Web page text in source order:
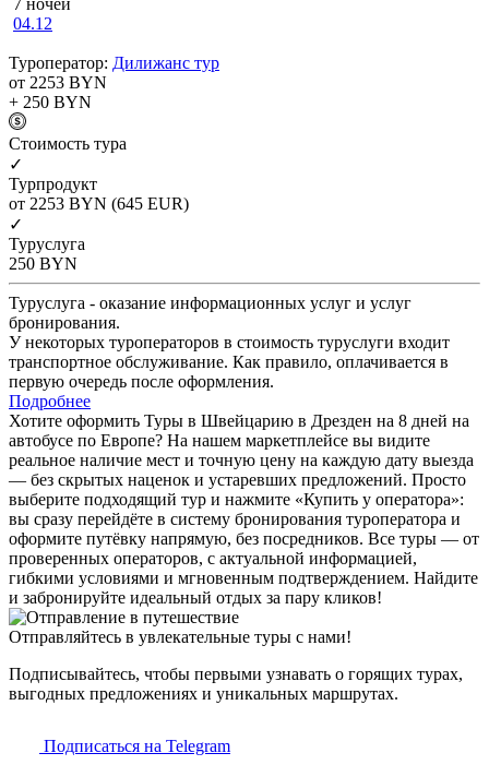
04.12
Туроператор: Дилижанс тур
от 2253 BYN
+ 250 BYN
Cтоимость тура
✓
Турпродукт
от 2253 BYN (645 EUR)
✓
Туруслуга
250 BYN
Туруслуга - оказание информационных услуг и услуг
бронирования.
У некоторых туроператоров в стоимость туруслуги входит
транспортное обслуживание. Как правило, оплачивается в
первую очередь после оформления.
Подробнее
Хотите оформить Туры в Швейцарию в Дрезден на 8 дней на
автобусе по Европе? На нашем маркетплейсе вы видите
реальное наличие мест и точную цену на каждую дату выезда
— без скрытых наценок и устаревших предложений. Просто
выберите подходящий тур и нажмите «Купить у оператора»:
вы сразу перейдёте в систему бронирования туроператора и
оформите путёвку напрямую, без посредников. Все туры — от
проверенных операторов, с актуальной информацией,
гибкими условиями и мгновенным подтверждением. Найдите
и забронируйте идеальный отдых за пару кликов!
Отправляйтесь в увлекательные туры с нами!
Подписывайтесь, чтобы первыми узнавать о горящих турах,
выгодных предложениях и уникальных маршрутах.
Подписаться на Telegram